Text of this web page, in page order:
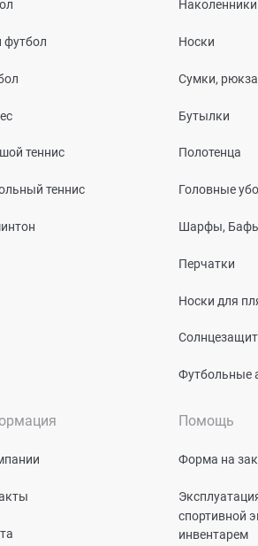
футбол
теннис
теннис
Носки
Сумки,
Бутылки
Полотенца
Головные
Шарфы,
Перчатки
Носки для
Футбольные
Помощь
Форма на
спортивной
инвентарем